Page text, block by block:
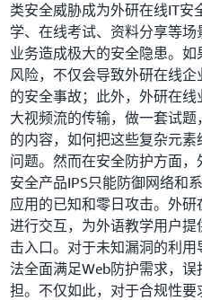
类安全威胁成为外研在线IT
学、在线考试、资料分享等
业务造成极大的安全隐患。
风险，不仅会导致外研在线
的安全事故；此外，外研在
大视频流的传输，做一套试
的内容，如何把这些复杂元
问题。然而在安全防护方面
安全产品IPS只能防御网络和
应用的已知和零日攻击。外
进行交互，为外语教学用户
击入口。对于未知漏洞的利
法全面满足Web防护需求，
担。不仅如此，对于合规性